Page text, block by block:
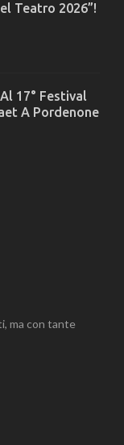
Teatro 2026”!
17° Festival
A Pordenone
ma con tante